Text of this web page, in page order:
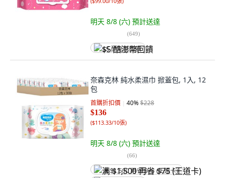
明天 8/8 (六) 預計送達
(649)
$5 酷澎幣回饋
奈森克林 純水柔濕巾 掀蓋包, 1入, 12
包
首購折扣價 40%$228
$136
($113.33/10張)
明天 8/8 (六) 預計送達
(66)
满 $1,500 再省 $75 (王道卡)